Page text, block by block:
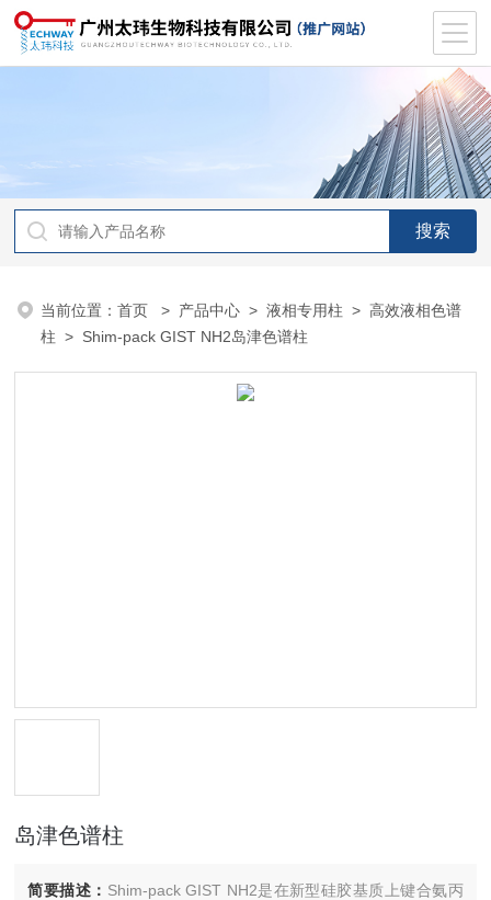
当前位置：首页 > 产品中心 >液相专用柱 >高效液相色谱
柱 > Shim-pack GIST NH2岛津色谱柱
岛津色谱柱
简要描述： Shim-pack GIST NH2是在新型硅胶基质上键合氨丙